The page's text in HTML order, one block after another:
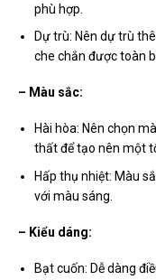
phù hợp.
Dự trù: Nên dự trù
che chắn được toàn
– Màu sắc:
Hài hòa: Nên chọn
thất để tạo nên một
Hấp thụ nhiệt: Màu
với màu sáng.
– Kiểu dáng:
Bạt cuốn: Dễ dàng